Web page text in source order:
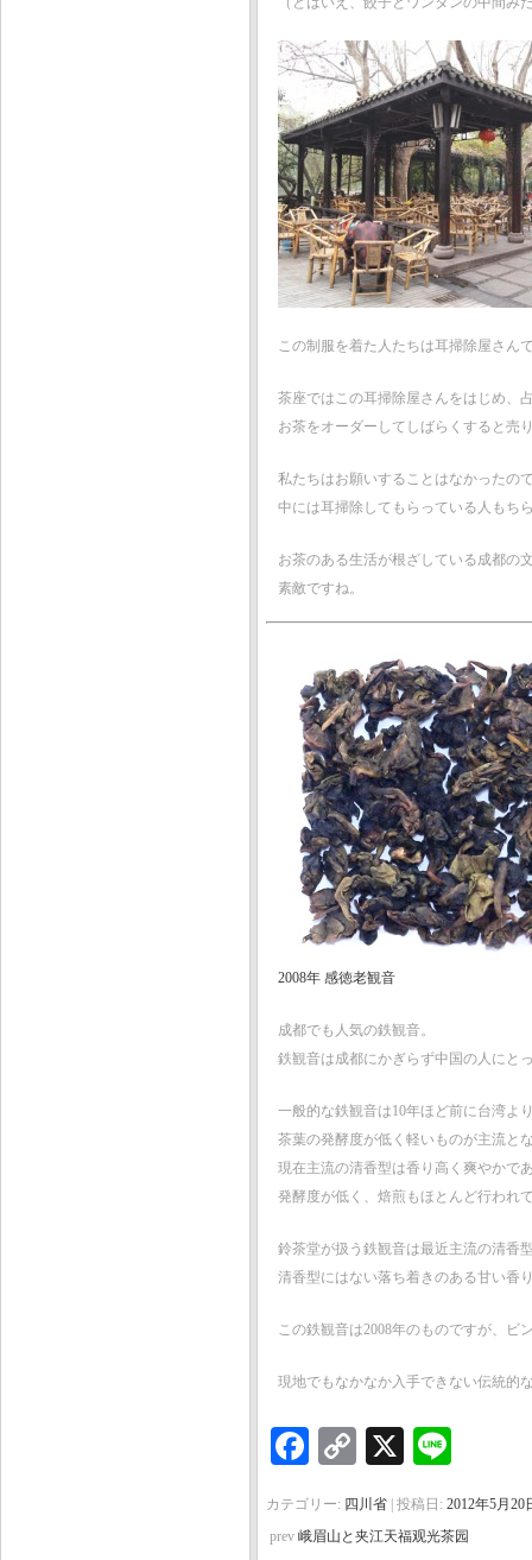
この制服を着た人たちは耳掃除屋さん
茶座ではこの耳掃除屋さんをはじめ、
お茶をオーダーしてしばらくすると売
私たちはお願いすることはなかったの
中には耳掃除してもらっている人もち
お茶のある生活が根ざしている成都の
素敵ですね。
2008年 感徳老観音
成都でも人気の鉄観音。
鉄観音は成都にかぎらず中国の人にと
一般的な鉄観音は10年ほど前に台湾よ
茶葉の発酵度が低く軽いものが主流と
現在主流の清香型は香り高く爽やかで
発酵度が低く、焙煎もほとんど行われ
鈴茶堂が扱う鉄観音は最近主流の清香
清香型にはない落ち着きのある甘い香
この鉄観音は2008年のものですが、ビ
現地でもなかなか入手できない伝統的
Facebook
Copy
X
カテゴリー: 四川省 | 投稿日: 2012年5月20
prev 峨眉山と夹江天福观光茶园